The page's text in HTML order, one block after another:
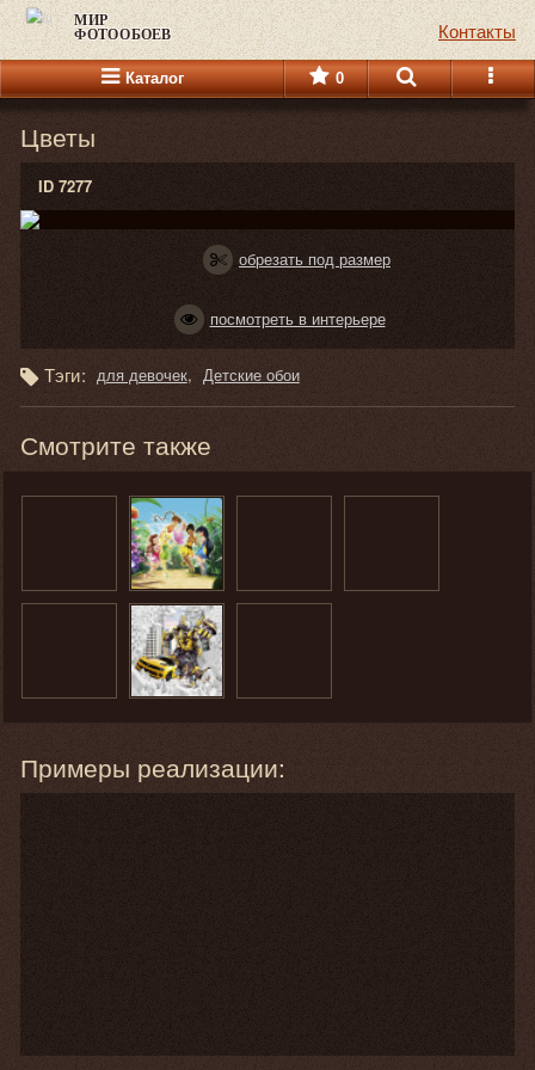
МИР
ФОТООБОЕВ Контакты
Каталог 0
Цветы
ID 7277
обрезать под размер
посмотреть в интерьере
Тэги: для девочек Детские обои
Смотрите также
Примеры реализации: